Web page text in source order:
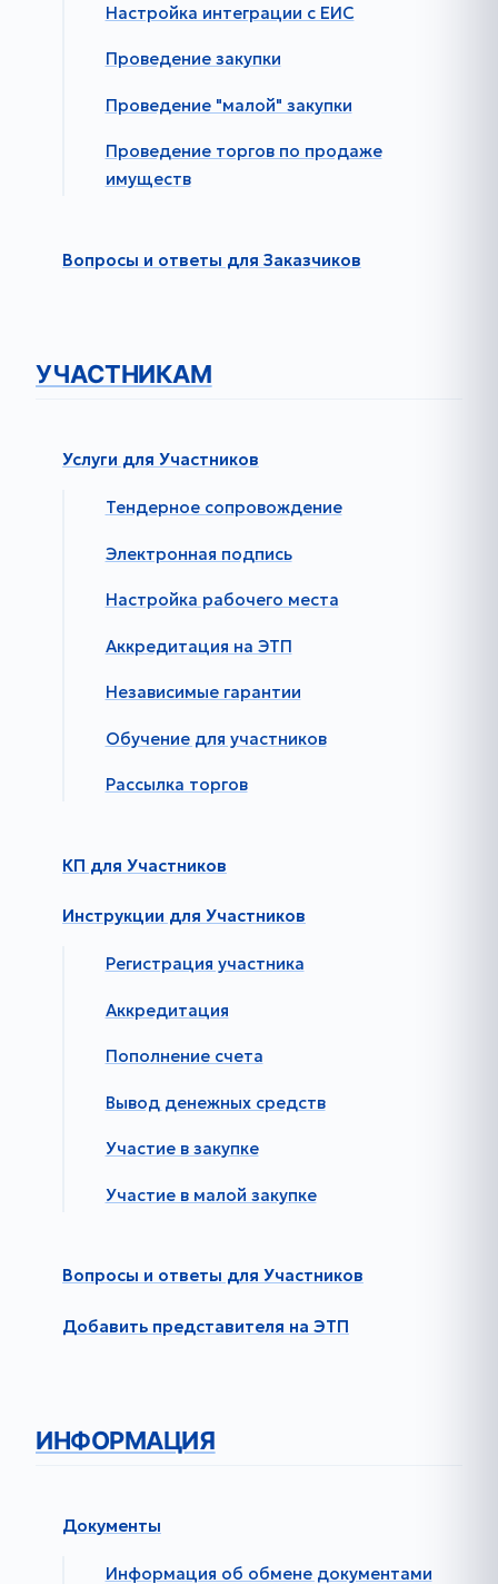
Настройка интеграции с ЕИС
Проведение закупки
Проведение "малой" закупки
Проведение торгов по продаже
имуществ
Вопросы и ответы для Заказчиков
УЧАСТНИКАМ
Услуги для Участников
Тендерное сопровождение
Электронная подпись
Настройка рабочего места
Аккредитация на ЭТП
Независимые гарантии
Обучение для участников
Рассылка торгов
КП для Участников
Инструкции для Участников
Регистрация участника
Аккредитация
Пополнение счета
Вывод денежных средств
Участие в закупке
Участие в малой закупке
Вопросы и ответы для Участников
Добавить представителя на ЭТП
ИНФОРМАЦИЯ
Документы
Информация об обмене документами